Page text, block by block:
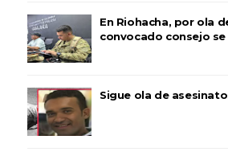
En Riohacha, por ola
convocado consejo
Sigue ola de